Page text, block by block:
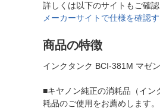
詳しくは以下のサイトもご確認
メーカーサイトで仕様を確認す
商品の特徴
インクタンク BCI-381M マゼ
■キヤノン純正の消耗品（イン
耗品のご使用をお薦めします。